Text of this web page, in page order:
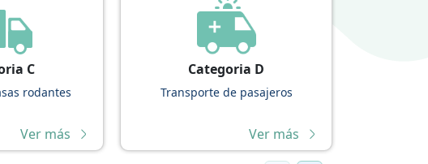
C
rodantes
Ver más
Categoria D
Transporte de pasajeros
Ver más